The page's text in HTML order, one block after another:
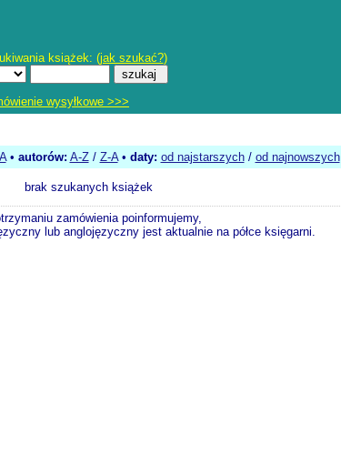
książek: (jak szukać?)
wysyłkowe >>>
• autorów: A-Z/ Z-A• daty: od najstarszych/ od najnowszych
brak szukanych książek
zamówienia poinformujemy,
lub anglojęzyczny jest aktualnie na półce księgarni.